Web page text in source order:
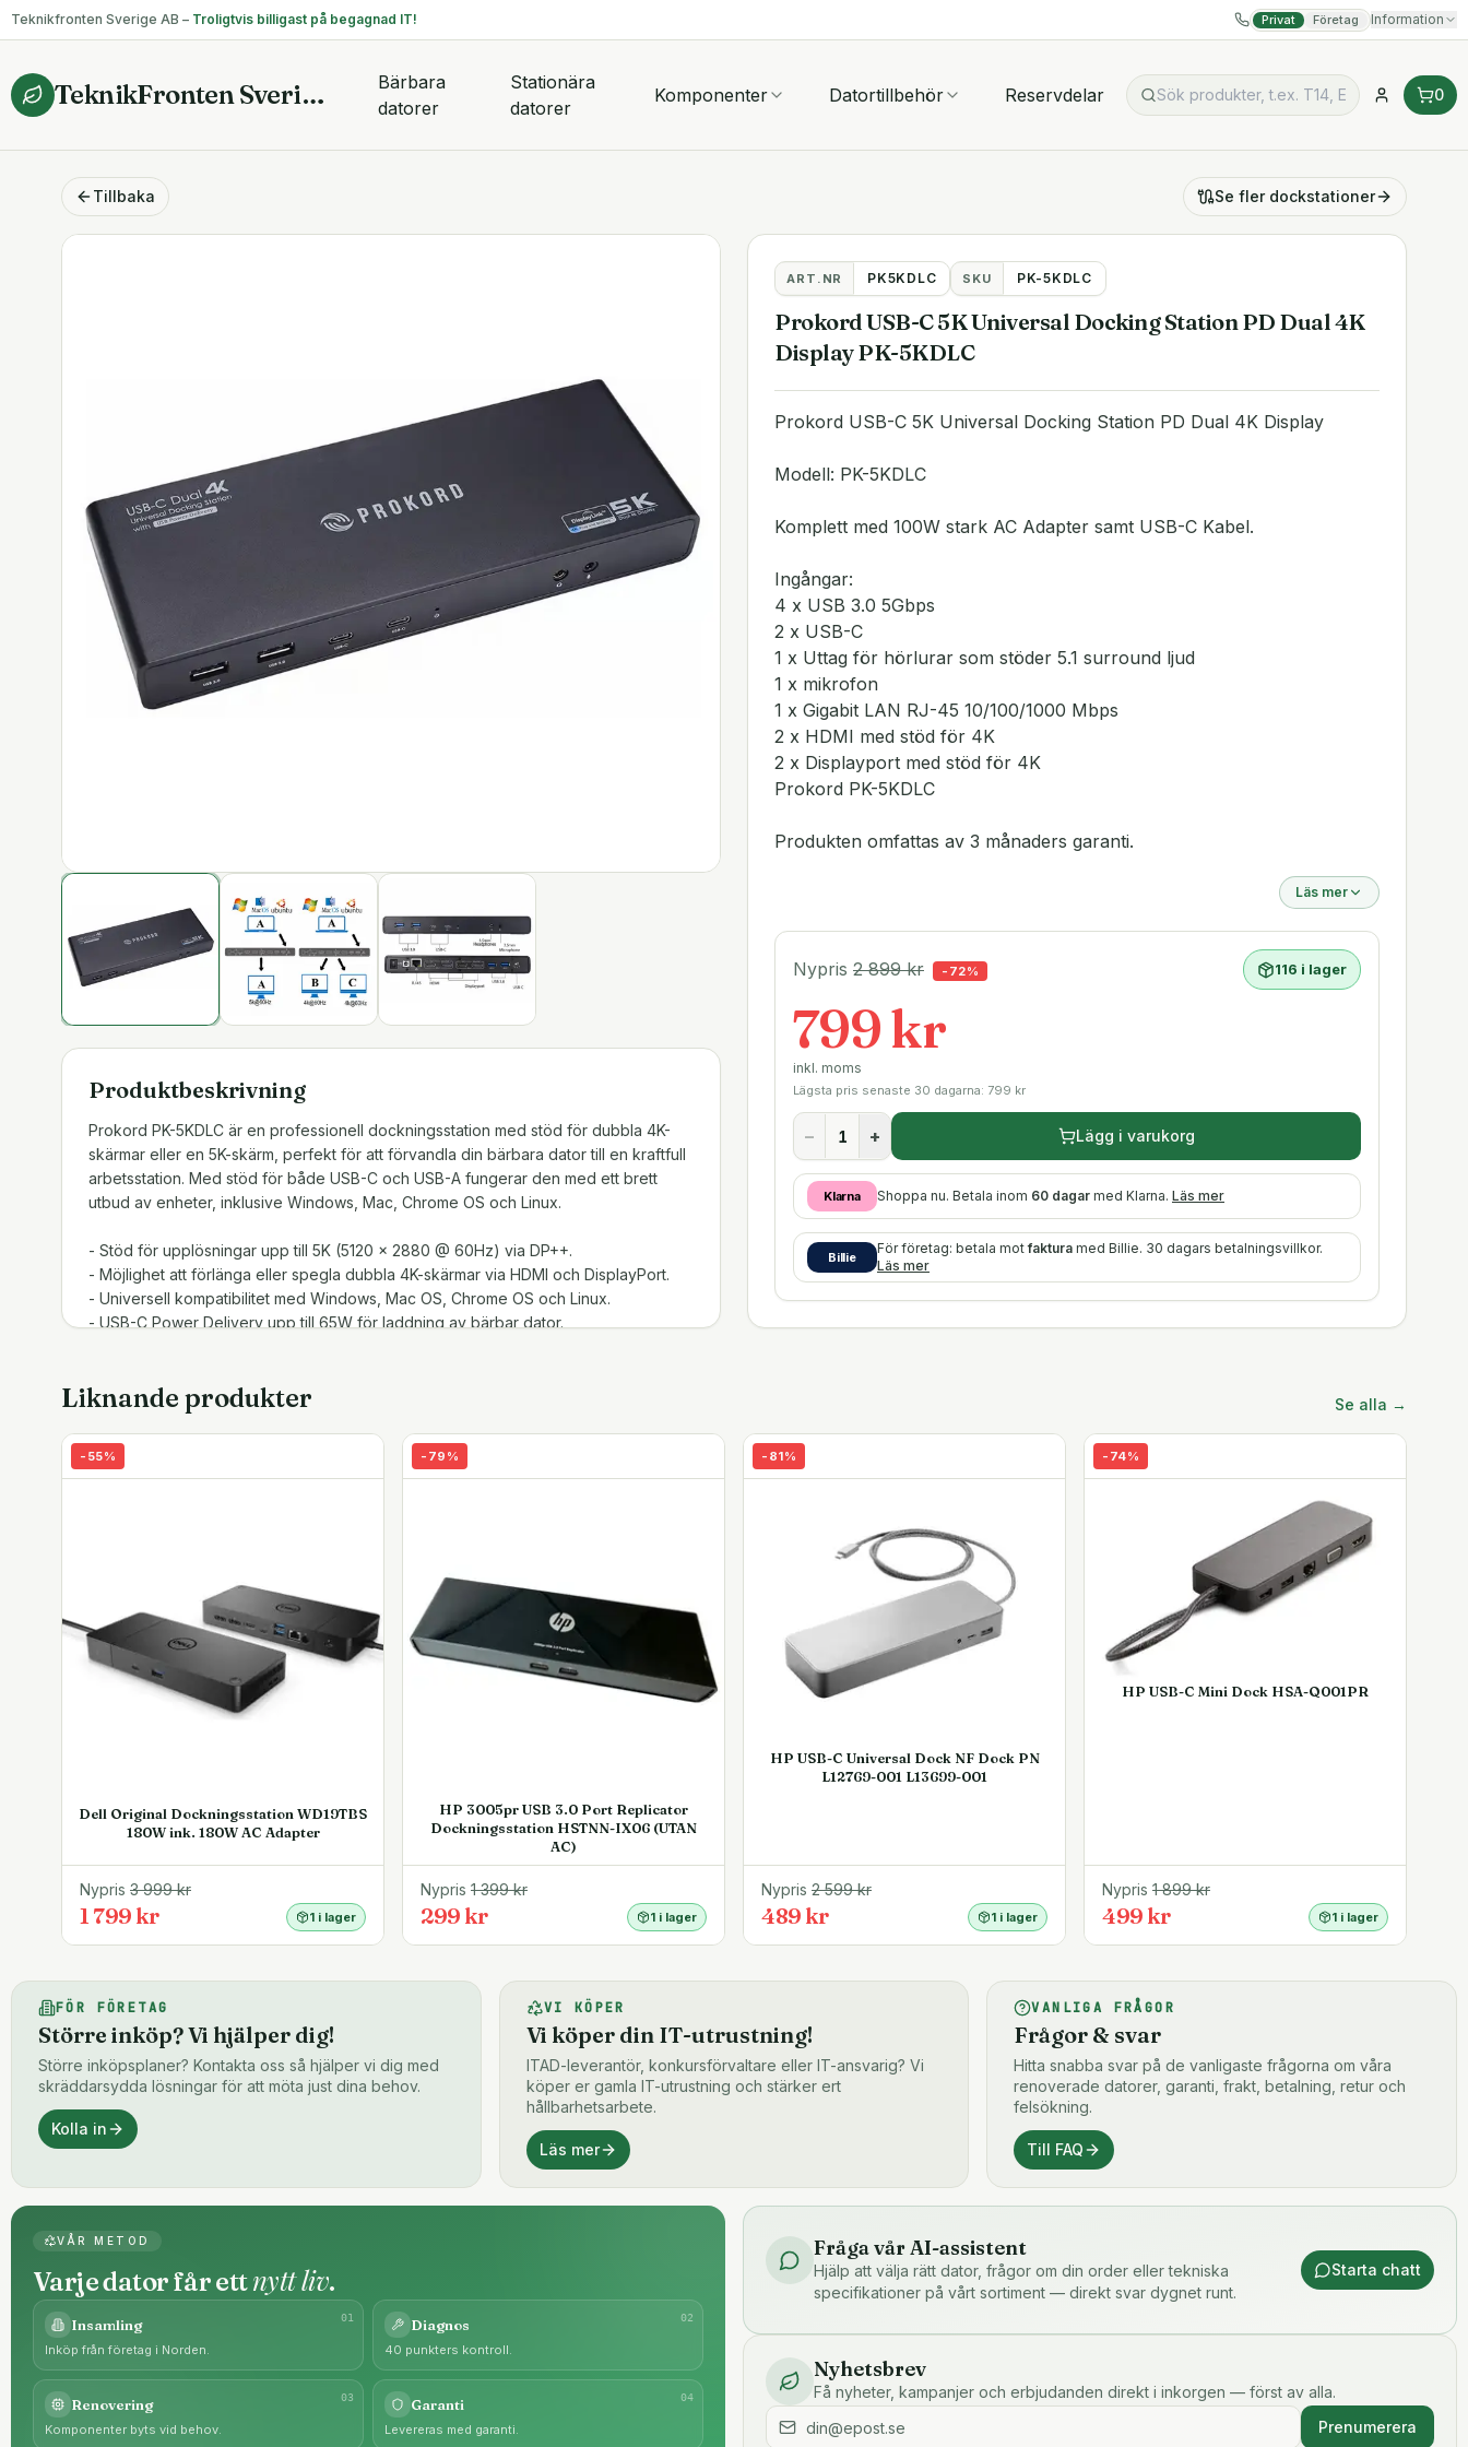
Teknikfronten Sverige AB – Troligtvis billigast på begagnad IT! Privat Företag Information
TeknikFronten Sverige AB
Bärbara
datorer
Stationära
datorer
Komponenter Datortillbehör Reservdelar 0
Tillbaka Se fler dockstationer
ART.NR PK5KDLC SKU PK-5KDLC
Prokord USB-C 5K Universal Docking Station PD Dual 4K
Display PK-5KDLC
Prokord USB-C 5K Universal Docking Station PD Dual 4K Display
Modell: PK-5KDLC
Komplett med 100W stark AC Adapter samt USB-C Kabel.
Ingångar:
4 x USB 3.0 5Gbps
2 x USB-C
1 x Uttag för hörlurar som stöder 5.1 surround ljud
1 x mikrofon
1 x Gigabit LAN RJ-45 10/100/1000 Mbps
2 x HDMI med stöd för 4K
2 x Displayport med stöd för 4K
Prokord PK-5KDLC
Produkten omfattas av 3 månaders garanti.
Läs mer
Nypris 2 899kr - 72% 116 i lager
799 kr
inkl. moms
Lägsta pris senaste 30 dagarna: 799 kr
− + Lägg i varukorg
Klarna Shoppa nu. Betala inom 60 dagar med Klarna. Läs mer
Billie
För företag: betala motfaktura med Billie. 30 dagars betalningsvillkor.
Läs mer
Produktbeskrivning
Prokord PK-5KDLC är en professionell dockningsstation med stöd för dubbla 4K-
skärmar eller en 5K-skärm, perfekt för att förvandla din bärbara dator till en kraftfull
arbetsstation. Med stöd för både USB-C och USB-A fungerar den med ett brett
utbud av enheter, inklusive Windows, Mac, Chrome OS och Linux.
- Stöd för upplösningar upp till 5K (5120 x 2880 @ 60Hz) via DP++.
- Möjlighet att förlänga eller spegla dubbla 4K-skärmar via HDMI och DisplayPort.
- Universell kompatibilitet med Windows, Mac OS, Chrome OS och Linux.
- USB-C Power Delivery upp till 65W för laddning av bärbar dator.
- 2x USB-C-portar för modern anslutning.
- 1x Gigabit LAN-port för stabil nätverksanslutning (10/100/1000 Mbps).
- 3,5 mm hörlursutgång och mikrofoningång för komplett anslutningslösning.
- Aluminium- och stålhölje för hållbar och stilren design.
Vill du ansluta mer än två skärmar så kan du koppla ihop flera dockningsstationer
för att få fler anslutningar.
En docka som fungerar med alla typer av datorer det ända du behöver är en USB
port. Det inkluderar gamla USB-A och nya USB-C standarden som i vissa fall även
Liknande produkter Se alla →
- 55%
Dell Original Dockningsstation WD19TBS
180W ink. 180W AC Adapter
Nypris 3 999kr
1 799 kr 1 i lager
- 79 %
HP 3005pr USB 3.0 Port Replicator
Dockningsstation HSTNN-IX06 (UTAN
AC)
Nypris 1 399kr
299 kr 1 i lager
- 81%
HP USB-C Universal Dock NF Dock PN
L12769-001 L13699-001
Nypris 2 599kr
489 kr 1 i lager
- 74%
HP USB-C Mini Dock HSA-Q001PR
Nypris 1 899kr
499 kr 1 i lager
FÖR FÖRETAG
Större inköp? Vi hjälper dig!
Större inköpsplaner? Kontakta oss så hjälper vi dig med
skräddarsydda lösningar för att möta just dina behov.
Kolla in
VI KÖPER
Vi köper din IT-utrustning!
ITAD-leverantör, konkursförvaltare eller IT-ansvarig? Vi
köper er gamla IT-utrustning och stärker ert
hållbarhetsarbete.
Läs mer
VANLIGA FRÅGOR
Frågor & svar
Hitta snabba svar på de vanligaste frågorna om våra
renoverade datorer, garanti, frakt, betalning, retur och
felsökning.
Till FAQ
VÅR METOD
Varje dator får ettnytt liv.
01
Insamling
Inköp från företag i Norden.
02
Diagnos
40 punkters kontroll.
03
Renovering
Komponenter byts vid behov.
04
Garanti
Levereras med garanti.
Fråga vår AI-assistent
Hjälp att välja rätt dator, frågor om din order eller tekniska
specifikationer på vårt sortiment — direkt svar dygnet runt.
Starta chatt
Nyhetsbrev
Få nyheter, kampanjer och erbjudanden direkt i inkorgen — först av alla.
Prenumerera